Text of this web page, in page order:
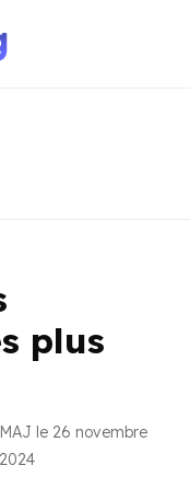
plus
MAJ le 26 novembre
2024